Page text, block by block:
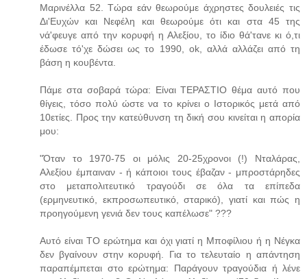
Μαρινέλλα 52. Τώρα εάν θεωρούμε άχρηστες δουλειές τις
Δι'Ευχών και Νεφέλη και θεωρούμε ότι και στα 45 της
νά'φευγε από την κορυφή η Αλεξίου, το ίδιο θά'τανε κι ό,τι
έδωσε τό'χε δώσει ως το 1990, ok, αλλά αλλάζει από τη
βάση η κουβέντα.
Πάμε στα σοβαρά τώρα: Είναι ΤΕΡΑΣΤΙΟ θέμα αυτό που
θίγεις, τόσο πολύ ώστε να το κρίνει ο Ιστορικός μετά από
10ετίες. Προς την κατεύθυνση τη δική σου κινείται η απορία
μου:
"Όταν το 1970-75 οι μόλις 20-25χρονοι (!) Νταλάρας,
Αλεξίου έμπαιναν - ή κάποιοι τους έβαζαν - μπροστάρηδες
στο μεταπολιτευτικό τραγούδι σε όλα τα επίπεδα
(ερμηνευτικό, εκπροσωπευτικό, σταρικό), γιατί και πώς η
προηγούμενη γενιά δεν τους καπέλωσε" ???
Αυτό είναι ΤΟ ερώτημα και όχι γιατί η Μποφίλιου ή η Νέγκα
δεν βγαίνουν στην κορυφή. Για το τελευταίο η απάντηση
παραπέμπεται στο ερώτημα: Παράγουν τραγούδια ή λένε